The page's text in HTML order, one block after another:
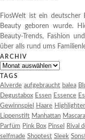
FiosWelt ist ein deutscher
Beauty geboren wurde.
Beauty-Trends, Fashion
über alls rund ums
ARCHIV
Archiv
TAGS
Alverde aufgebraucht balea
Degustabox Essen Essence
Gewinnspiel
Haare Highlighter
Lippenstift Manhattan Mascara
Parfüm Pink Box Pinsel Rival
selfmade Shoptest Sleek